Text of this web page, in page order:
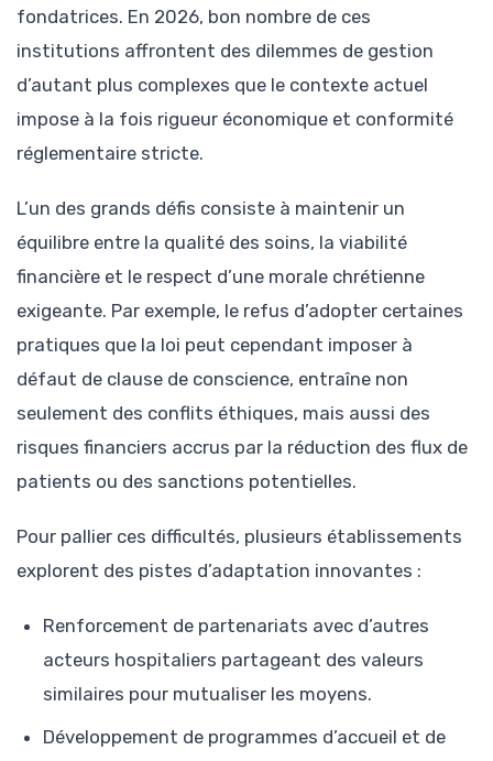
fondatrices. En 2026, bon nombre de ces
institutions affrontent des dilemmes de gestion
d’autant plus complexes que le contexte actuel
impose à la fois rigueur économique et conformité
réglementaire stricte.
L’un des grands défis consiste à maintenir un
équilibre entre la qualité des soins, la viabilité
financière et le respect d’une morale chrétienne
exigeante. Par exemple, le refus d’adopter certaines
pratiques que la loi peut cependant imposer à
défaut de clause de conscience, entraîne non
seulement des conflits éthiques, mais aussi des
risques financiers accrus par la réduction des flux de
patients ou des sanctions potentielles.
Pour pallier ces difficultés, plusieurs établissements
explorent des pistes d’adaptation innovantes :
Renforcement de partenariats avec d’autres
acteurs hospitaliers partageant des valeurs
similaires pour mutualiser les moyens.
Développement de programmes d’accueil et de